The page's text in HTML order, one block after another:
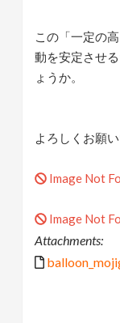
この「一定の
動を安定させ
ょうか。
よろしくお願
Image Not
Image Not
Attachments: